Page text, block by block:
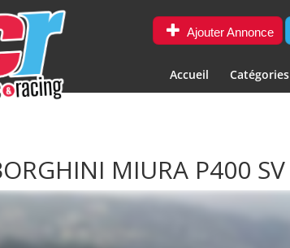
Ajouter Annonce
Accueil Catégories
MIURA P400 SV